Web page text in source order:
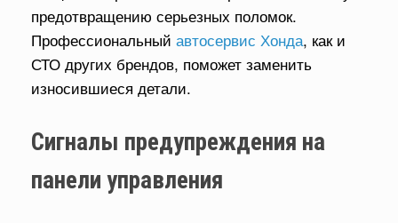
предотвращению серьезных поломок.
Профессиональный автосервис Хонда, как и
СТО других брендов, поможет заменить
износившиеся детали.
Сигналы предупреждения на
панели управления